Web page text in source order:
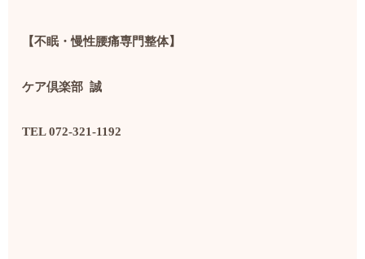
【不眠・慢性腰痛専門整体】
ケア倶楽部 誠
TEL 072-321-1192